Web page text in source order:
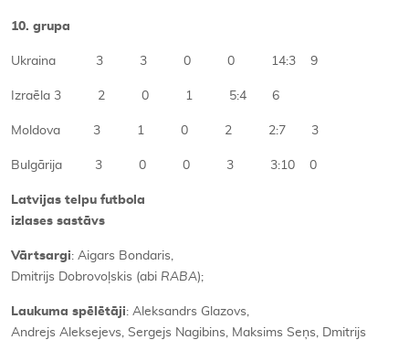
10. grupa
Ukraina 3 3 0 0 14:3 9
Izraēla 3 2 0 1 5:4 6
Moldova 3 1 0 2 2:7 3
Bulgārija 3 0 0 3 3:10 0
Latvijas telpu futbola
izlases sastāvs
Vārtsargi: Aigars Bondaris,
Dmitrijs Dobrovoļskis (abi RABA);
Laukuma spēlētāji: Aleksandrs Glazovs,
Andrejs Aleksejevs, Sergejs Nagibins, Maksims Seņs, Dmitrijs